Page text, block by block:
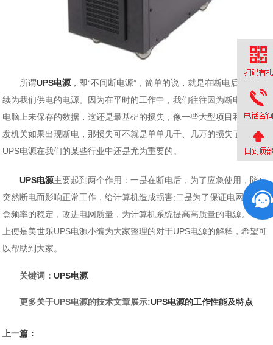
所谓UPS电源 ，即“不间断电源”，简单的说，就是在断电后可以持
续为我们供电的电源。因为在平时的工作中，我们往往因为断电而损失
电脑上未保存的数据，这还是最基础的损失，像一些大型项目和国家研
发机关如果出现断电，那损失可不就是单单几千、几万的损失了。所以
UPS电源在我们的某些行业中还是尤为重要的。
UPS电源主要起到两个作用：一是在断电后，为了应急使用，防止
突然断电而影响正常工作，给计算机造成损害;二是为了保证电网电源
盒频率的稳定，改进电网质量，为计算机系统提高高质量的电源。 以
上便是美世乐UPS电源小编为大家整理的对于UPS电源的解释，希望可
以帮助到大家。
关键词：UPS电源
更多关于UPS电源的技术文章展示:UPS电源的工作性能及特点
上一篇：